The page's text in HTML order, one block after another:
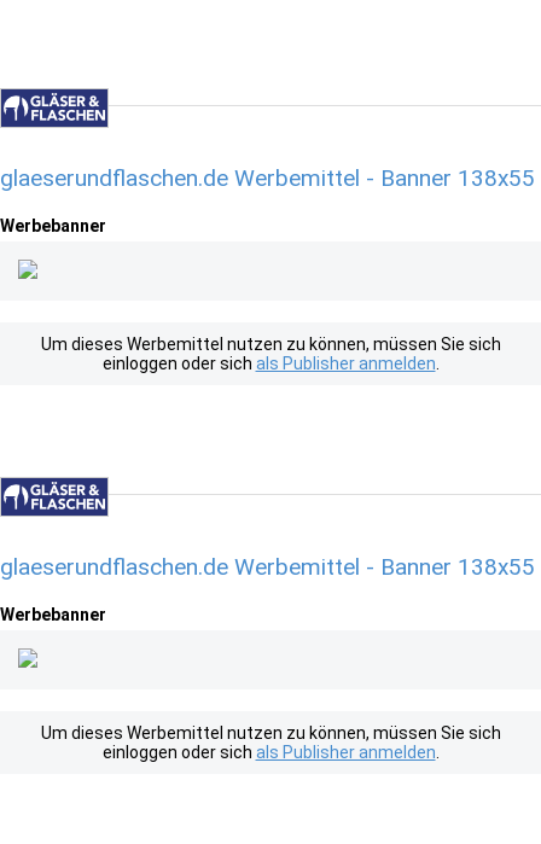
glaeserundflaschen.de Werbemittel - Banner 138x55
Werbebanner
Um dieses Werbemittel nutzen zu können, müssen Sie sich
einloggen oder sich als Publisher anmelden
glaeserundflaschen.de Werbemittel - Banner 138x55
Werbebanner
Um dieses Werbemittel nutzen zu können, müssen Sie sich
einloggen oder sich als Publisher anmelden